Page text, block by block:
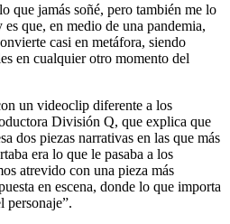
que jamás soñé, pero también me lo
es que, en medio de una pandemia,
casi en metáfora, siendo
en cualquier otro momento del
un videoclip diferente a los
División Q, que explica que
dos piezas narrativas en las que más
era lo que le pasaba a los
atrevido con una pieza más
en escena, donde lo que importa
personaje”.